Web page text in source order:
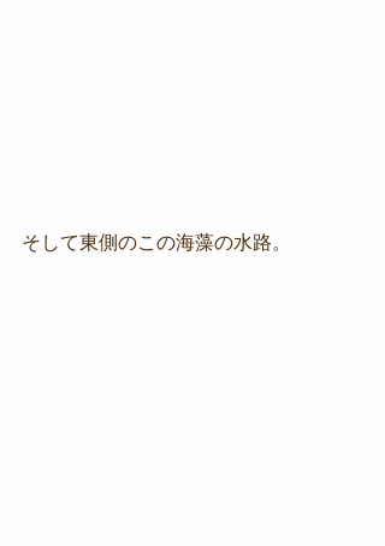
そして東側のこの海藻の水路。